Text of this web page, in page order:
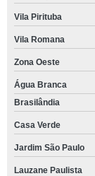
Vila Pirituba
Vila Romana
Zona Oeste
Água Branca
Brasilândia
Casa Verde
Jardim São Paulo
Lauzane Paulista